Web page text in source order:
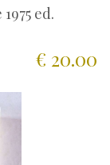
ed.
€ 20.00